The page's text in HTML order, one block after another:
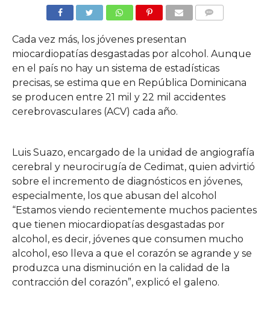
Cada vez más, los jóvenes presentan
miocardiopatías desgastadas por alcohol. Aunque
en el país no hay un sistema de estadísticas
precisas, se estima que en República Dominicana
se producen entre 21 mil y 22 mil accidentes
cerebrovasculares (ACV) cada año.
Luis Suazo, encargado de la unidad de angiografía
cerebral y neurocirugía de Cedimat, quien advirtió
sobre el incremento de diagnósticos en jóvenes,
especialmente, los que abusan del alcohol
“Estamos viendo recientemente muchos pacientes
que tienen miocardiopatías desgastadas por
alcohol, es decir, jóvenes que consumen mucho
alcohol, eso lleva a que el corazón se agrande y se
produzca una disminución en la calidad de la
contracción del corazón”, explicó el galeno.